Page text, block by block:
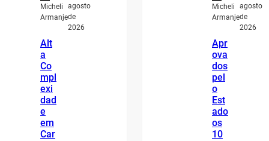
Micheli
Armanje
agosto
de
2026
Alt
a
Co
mpl
exi
dad
e
em
Car
Micheli
Armanje
agosto
de
2026
Apr
ova
dos
pel
o
Est
ado
os
10